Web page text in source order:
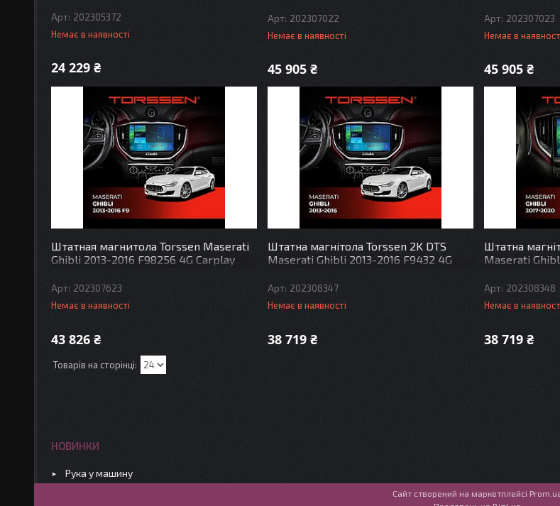
202305372
Немає в наявності
24 229 ₴
202307022
Немає в наявності
45 905 ₴
202307023
Немає в
45 905 ₴
Штатная магнитола Torssen Maserati
Ghibli 2013-2016 F98256 4G Carplay
202307623
Немає в наявності
43 826 ₴
Штатна магнітола Torssen 2K DTS
Maserati Ghibli 2013-2016 F9432 4G
202308347
Немає в наявності
38 719 ₴
Штатна
Maserati
202308348
Немає в
38 719 ₴
НОВИНКИ
Рука у машину
Сайт створений на маркетплейсі